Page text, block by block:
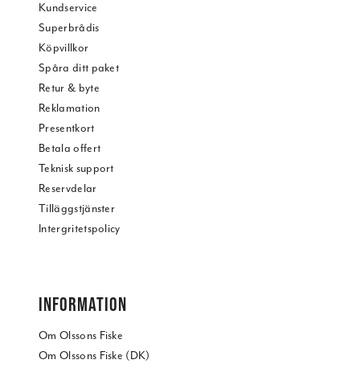
Kundservice
Superbrådis
Köpvillkor
Spåra ditt paket
Retur & byte
Reklamation
Presentkort
Betala offert
Teknisk support
Reservdelar
Tilläggstjänster
Intergritetspolicy
INFORMATION
Om Olssons Fiske
Om Olssons Fiske (DK)